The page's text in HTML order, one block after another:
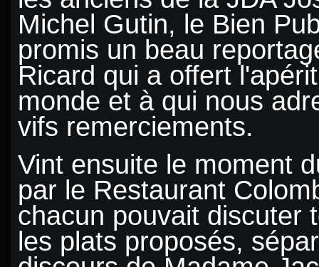
Michel Gutin, le Bien
promis un beau
Ricard qui a offert
monde et à qui nous
vifs remerciements.
Vint ensuite le moment
par le Restaurant
chacun pouvait discuter
les plats proposés,